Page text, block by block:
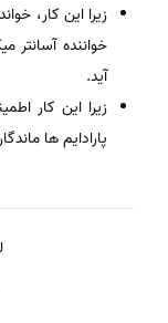
زیرا این کار،
خواننده
آید.
زیرا این کار
پارادایم ها